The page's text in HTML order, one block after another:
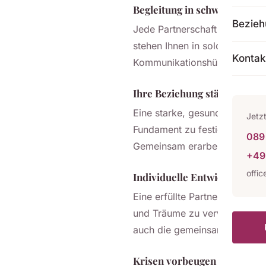
089
Begleitung in schwierigen
Jede Partnerschaft kennt
stehen Ihnen in solchen
Kommunikationshürden zu
Ihre Beziehung stärken
Eine starke, gesunde
Fundament zu festigen — in
Gemeinsam erarbeiten wir
Individuelle Entwicklung
Eine erfüllte Partnerschaft
und Träume zu
auch die gemeinsame
Krisen vorbeugen